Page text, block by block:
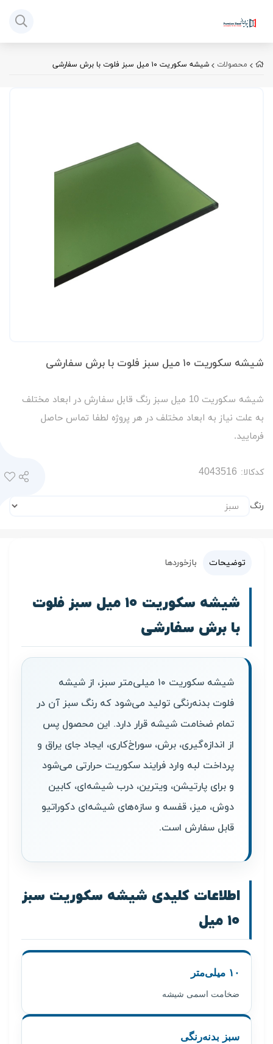
محصولات شیشه سکوریت ۱۰ میل سبز فلوت با برش سفارشی
شیشه سکوریت ۱۰ میل سبز فلوت با برش سفارشی
شیشه سکوریت 10 میل سبز رنگ قابل سفارش در ابعاد مختلف
به علت نیاز به ابعاد مختلف در هر پروژه لطفا تماس حاصل
فرمایید.
کدکالا:
رنگ
توضیحات بازخوردها
شیشه سکوریت ۱۰ میل سبز فلوت
با برش سفارشی
شیشه سکوریت ۱۰ میلی‌متر سبز، از شیشه
فلوت بدنه‌رنگی تولید می‌شود که رنگ سبز آن در
تمام ضخامت شیشه قرار دارد. این محصول پس
از اندازه‌گیری، برش، سوراخ‌کاری، ایجاد جای یراق و
پرداخت لبه وارد فرایند سکوریت حرارتی می‌شود
و برای پارتیشن، ویترین، درب شیشه‌ای، کابین
دوش، میز، قفسه و سازه‌های شیشه‌ای دکوراتیو
قابل سفارش است.
اطلاعات کلیدی شیشه سکوریت سبز
۱۰ میل
۱۰ میلی‌متر
ضخامت اسمی شیشه
سبز بدنه‌رنگی